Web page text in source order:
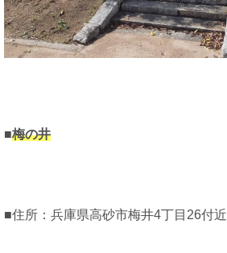
■梅の井
■住所：兵庫県高砂市梅井4丁目26付近